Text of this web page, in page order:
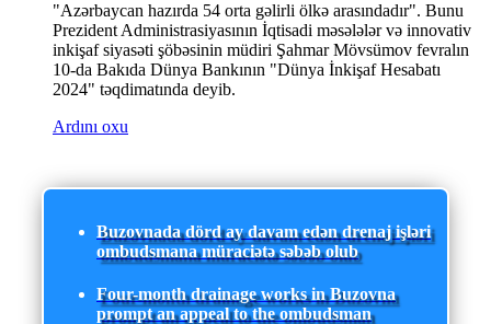
"Azərbaycan hazırda 54 orta gəlirli ölkə arasındadır". Bunu
Prezident Administrasiyasının İqtisadi məsələlər və innovativ
inkişaf siyasəti şöbəsinin müdiri Şahmar Mövsümov fevralın
10-da Bakıda Dünya Bankının "Dünya İnkişaf Hesabatı
2024" təqdimatında deyib.
Ardını oxu
Buzovnada dörd ay davam edən drenaj işləri
ombudsmana müraciətə səbəb olub
Four-month drainage works in Buzovna
prompt an appeal to the ombudsman